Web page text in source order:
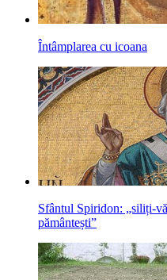
Întâmplarea cu icoana
Sfântul Spiridon: „siliți-
pământești”